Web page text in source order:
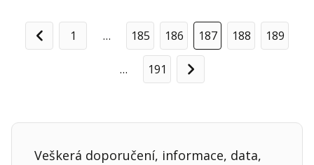
Předchozí
1 … 185 186 187 188 189
… 191
Další
Veškerá doporučení, informace, data,